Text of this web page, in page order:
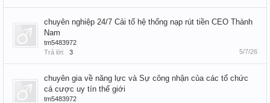
chuyên nghiệp 24/7 Cải tổ hệ thống nạp rút tiền CEO Thành
Nam
tm5483972
Trả lời:
3 5/7/26
chuyên gia về năng lực và Sự công nhận của các tổ chức
cá cược uy tín thế giới
tm5483972